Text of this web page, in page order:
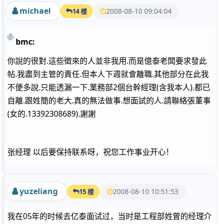
michael 14 楼 2008-08-10 09:04:04
bmc:
你說的很對.這些徵來的人並非我用.而是億泰老闆要求發此
帖.我盡到主管的責任.但本人下週就會離職.其他部分在此我
不便多說.只能透漏一下.業務部2個台幹經理(含我本人).都已
自離.跟姓簡的老大.真的無法做事.想面試的人.請聯絡張董事
(女的.13392308689).謝謝
张经理 以后要保持联系呀，祝您工作事业开心！
yuzeliang 15 楼 2008-08-10 10:51:53
我在05年的时候去亿泰面试过，当时是工程部姓曾的经理介